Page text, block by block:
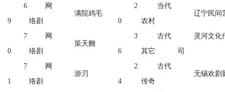
6
9
网
络剧
满院鸡毛
2
0
当代
农村
辽宁民间
7
0
网
络剧
策天阙
3
6
古代
其它
灵河文化
司
7
1
网
络剧
游刃
2
4
古代
传奇
无锡欢剧